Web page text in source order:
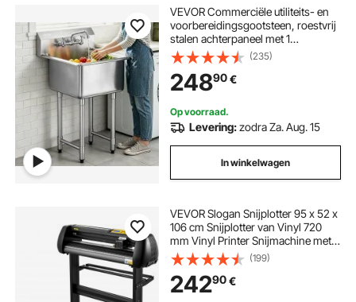
VEVOR Commerciële utiliteits- en
voorbereidingsgootsteen, roestvrij
stalen achterpaneel met 1
compartiment
(235)
24890€
Op voorraad.
Levering:zodra Za. Aug. 15
In winkelwagen
VEVOR Slogan Snijplotter 95 x 52 x
106 cm Snijplotter van Vinyl 720
mm Vinyl Printer Snijmachine met
LED Digitaal Paneel, USB- en COM-
interface voor Gravures
Beletteringsfolie met
Warmteoverdracht enz
(199)
24290€